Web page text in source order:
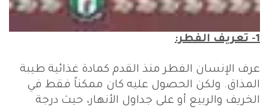
1- تعريف الفطر:
عرف الإنسان الفطر منذ القدم كمادة غذائية طيبة
المذاق. ولكن الحصول عليه كان ممكناً فقط في
الخريف والربيع أو على جداول الأنهار، حيث درجة